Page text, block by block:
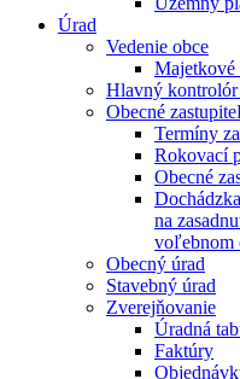
Úrad
Vedenie obce
Majetkové
Hlavný kontrolór
Obecné
Termíny
Rokovací
Obecné
na
voľebnom
Obecný úrad
Stavebný úrad
Zverejňovanie
Úradná
Faktúry